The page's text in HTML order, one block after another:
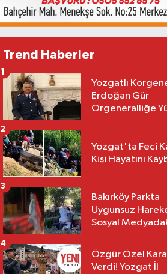
Trend Haberler
Yozgatlı
Erdoğan Gür
Orgeneralliğe
1
Yozgat'ta Feci
Kişi Hayatını
2
Bakırköy Parkta
Uygunsuz
Sosyal
Gözaltı
3
Özgür Özel
Verdi! Yozgat İl
4